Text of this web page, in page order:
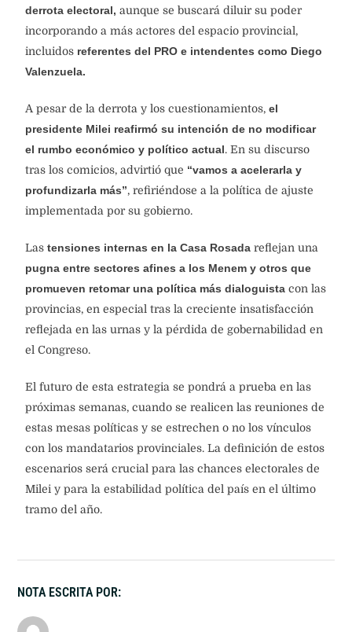
derrota electoral, aunque se buscará diluir su poder
incorporando a más actores del espacio provincial,
incluidos referentes del PRO e intendentes como Diego
Valenzuela.
A pesar de la derrota y los cuestionamientos, el
presidente Milei reafirmó su intención de no modificar
el rumbo económico y político actual. En su discurso
tras los comicios, advirtió que “vamos a acelerarla y
profundizarla más”, refiriéndose a la política de ajuste
implementada por su gobierno.
Las tensiones internas en la Casa Rosada reflejan una
pugna entre sectores afines a los Menem y otros que
promueven retomar una política más dialoguista con las
provincias, en especial tras la creciente insatisfacción
reflejada en las urnas y la pérdida de gobernabilidad en
el Congreso.
El futuro de esta estrategia se pondrá a prueba en las
próximas semanas, cuando se realicen las reuniones de
estas mesas políticas y se estrechen o no los vínculos
con los mandatarios provinciales. La definición de estos
escenarios será crucial para las chances electorales de
Milei y para la estabilidad política del país en el último
tramo del año.
NOTA ESCRITA POR: